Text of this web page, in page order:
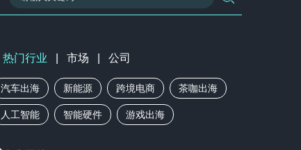
热门行业 市场 公司
汽车出海 新能源 跨境电商 茶咖出海
人工智能 智能硬件 游戏出海